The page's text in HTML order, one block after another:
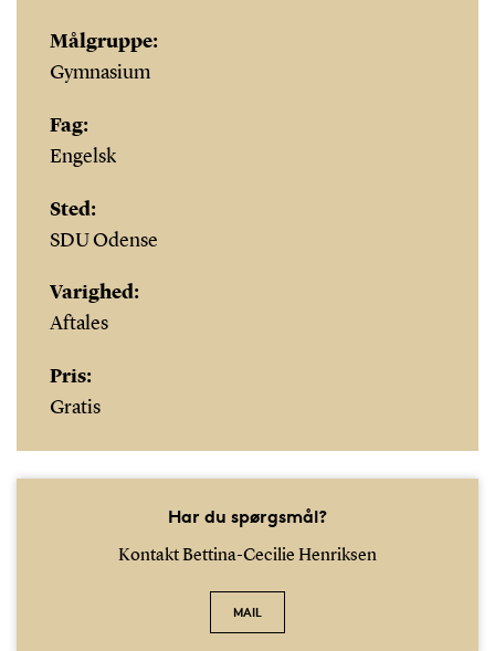
Målgruppe:
Gymnasium
Fag:
Engelsk
Sted:
SDU Odense
Varighed:
Aftales
Pris:
Gratis
Har du spørgsmål?
Kontakt Bettina-Cecilie Henriksen
MAIL